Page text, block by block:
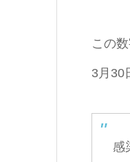
この
3月30
感